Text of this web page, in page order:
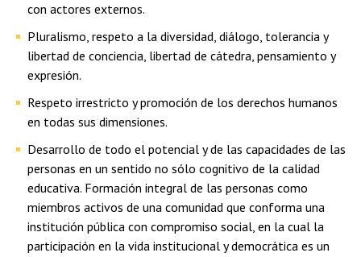
con actores externos.
Pluralismo, respeto a la diversidad, diálogo, tolerancia y
libertad de conciencia, libertad de cátedra, pensamiento y
expresión.
Respeto irrestricto y promoción de los derechos humanos
en todas sus dimensiones.
Desarrollo de todo el potencial y de las capacidades de las
personas en un sentido no sólo cognitivo de la calidad
educativa. Formación integral de las personas como
miembros activos de una comunidad que conforma una
institución pública con compromiso social, en la cual la
participación en la vida institucional y democrática es un